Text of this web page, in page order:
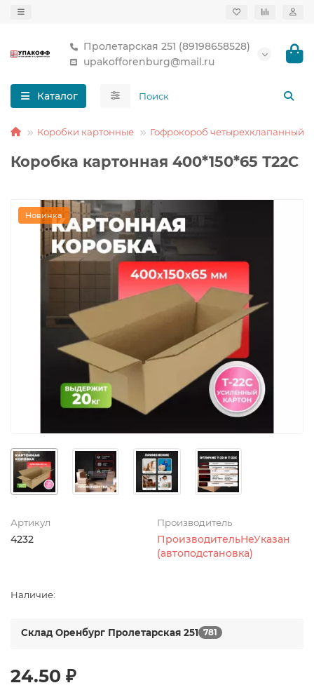
Пролетарская 251 (89198658528)
upakofforenburg@mail.ru
Каталог
Коробки картонные Гофрокороб четырехклапанный
Коробка картонная 400*150*65 Т22С
Новинка
Артикул
4232
Производитель
ПроизводительНеУказан
(автоподстановка)
Наличие:
Склад Оренбург Пролетарская 251 781
24.50 ₽